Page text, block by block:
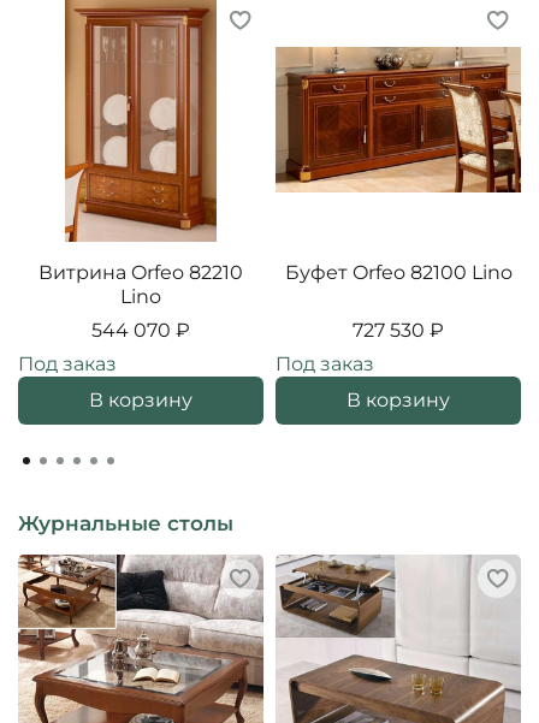
Витрина Orfeo 82210
Lino
544 070 ₽
Под заказ
В корзину
Буфет Orfeo 82100 Lino
727 530 ₽
Под заказ
В корзину
Журнальные столы